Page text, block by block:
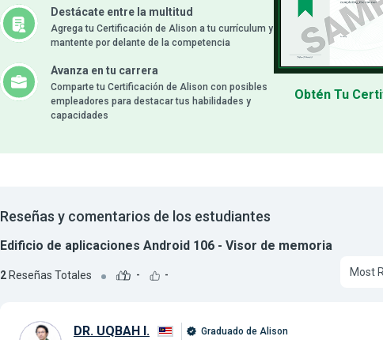
Destácate entre la multitud
Agrega tu Certificación de Alison a tu currículum y
mantente por delante de la competencia
Avanza en tu carrera
Comparte tu Certificación de Alison con posibles
empleadores para destacar tus habilidades y
capacidades
Obtén Tu
Reseñas y comentarios de los estudiantes
Edificio de aplicaciones Android 106 - Visor de memoria
2Reseñas Totales - - Most
DR. UQBAH I. Graduado de Alison